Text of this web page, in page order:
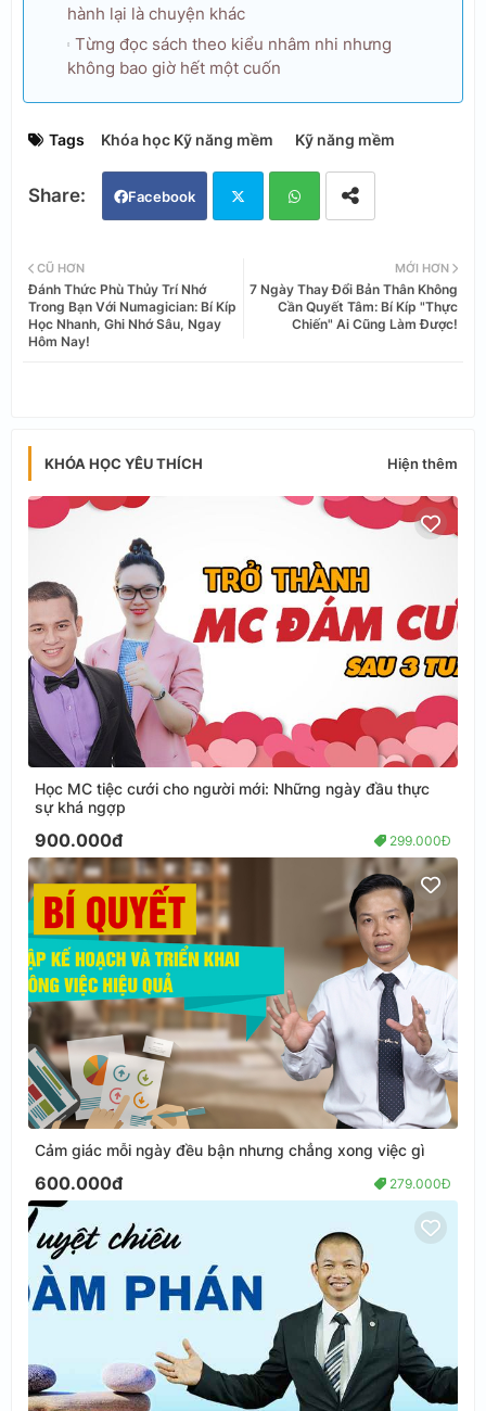
hành lại là chuyện khác
Từng đọc sách theo kiểu nhâm nhi nhưng
không bao giờ hết một cuốn
Tags Khóa học Kỹ năng mềm Kỹ năng mềm
Facebook
ats
MỚI HƠN
7 Ngày Thay Đổi Bản Thân Không
Cần Quyết Tâm: Bí Kíp "Thực
Chiến" Ai Cũng Làm Được!
CŨ HƠN
Đánh Thức Phù Thủy Trí Nhớ
Trong Bạn Với Numagician: Bí Kíp
Học Nhanh, Ghi Nhớ Sâu, Ngay
Hôm Nay!
KHÓA HỌC YÊU THÍCH Hiện thêm
Học MC tiệc cưới cho người mới: Những ngày đầu thực
sự khá ngợp
900.000đ 299.000Đ
Cảm giác mỗi ngày đều bận nhưng chẳng xong việc gì
600.000đ 279.000Đ